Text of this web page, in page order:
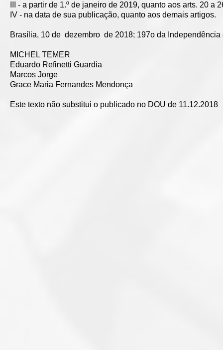
III - a partir de 1.º de janeiro de 2019, quanto aos arts. 20 a
IV - na data de sua publicação, quanto aos demais artigos.
Brasília, 10 de dezembro de 2018; 197o da
MICHEL TEMER
Eduardo Refinetti Guardia
Marcos Jorge
Grace Maria Fernandes Mendonça
Este texto não substitui o publicado no DOU de 11.12.2018